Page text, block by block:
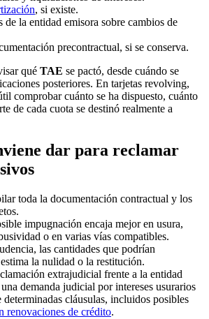
, si existe.
de la entidad emisora sobre cambios de
precontractual, si se conserva.
qué TAE se pactó, desde cuándo se
posteriores. En tarjetas revolving,
comprobar cuánto se ha dispuesto, cuánto
de cada cuota se destinó realmente a
dar para reclamar
toda la documentación contractual y los
impugnación encaja mejor en usura,
o en varias vías compatibles.
las cantidades que podrían
la nulidad o la restitución.
extrajudicial frente a la entidad
demanda judicial por intereses usurarios
cláusulas, incluidos posibles
renovaciones de crédito.